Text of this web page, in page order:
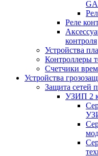
Реле
контроля
Устройства
Контроллеры
Счетчики
Устройства
Защита сетей
УЗИП 2